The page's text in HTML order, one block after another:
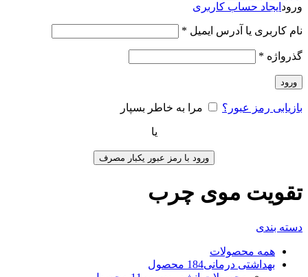
ورود ایجاد حساب کاربری
نام کاربری یا آدرس ایمیل *
گذرواژه *
ورود
بازیابی رمز عبور؟ مرا به خاطر بسپار
یا
ورود با رمز عبور یکبار مصرف
تقویت موی چرب
دسته بندی
همه محصولات
بهداشتی درمانی184 محصول